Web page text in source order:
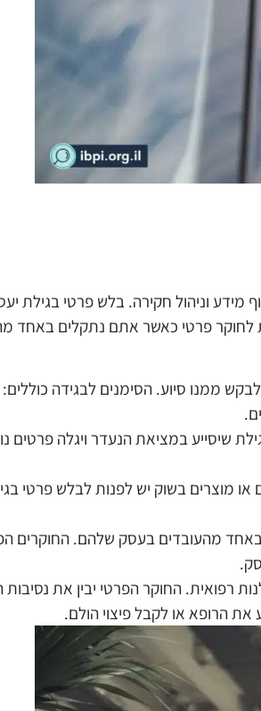
וניהול חקירה. בלש פרטי בגילת
לחוקר פרטי כאשר אתם נתקלים באחד
ממנו סיוע. הסימנים לבגידה כוללים:
שיסייע במציאת הנעדר ויגלה פרטים
מוצרים בשוק יש לפנות לבלש פרטי
מהעובדים בעסק שלהם. החוקרים
רפואית. החוקר הפרטי יבין את
הרופא או לקבל פיצוי הולם.